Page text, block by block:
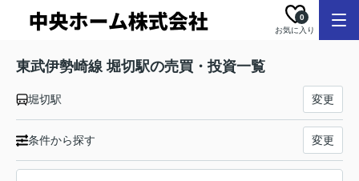
お気に入り
0
東武伊勢崎線 堀切駅の売買・投資一覧
堀切駅 変更
条件から探す 変更